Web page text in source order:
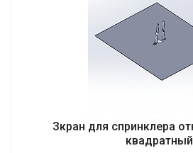
Зкран для спринклера
квадратный